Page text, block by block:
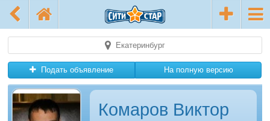
Екатеринбург
Подать объявление На полную версию
Комаров Виктор